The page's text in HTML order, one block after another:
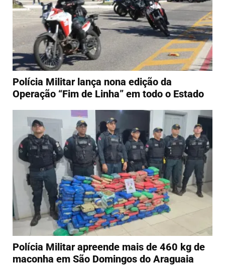
Polícia Militar lança nona edição da
Operação “Fim de Linha” em todo o Estado
Polícia Militar apreende mais de 460 kg de
maconha em São Domingos do Araguaia